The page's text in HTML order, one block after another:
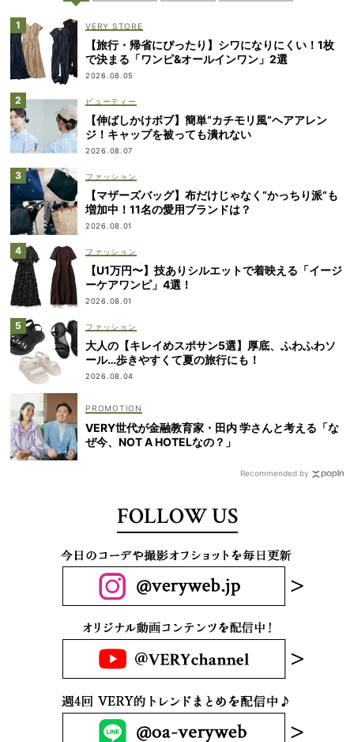
VERY STORE
【旅行・帰省にぴったり】シワになりにくい！1枚
で決まる「ワンピ&オールインワン」2選
2026.08.05
ビューティー
【伸ばしかけボブ】簡単“カチモリ風”ヘアアレン
ジ！キャップを被っても潰れない
2026.08.07
ファッション
【マザーズバッグ】布だけじゃなく“かっちり派”も
増加中！11名の愛用ブランドは？
2026.08.01
ファッション
【U1万円〜】技ありシルエットで着映える「イージ
ーケアワンピ」4選！
2026.08.01
ファッション
大人の【キレイめスポサン5選】厚底、ふわふわソ
ール…歩きやすくて夏の旅行にも！
2026.08.04
VERY世代が金融教育家・田内 学さんと考える「な
ぜ今、NOT A HOTELなの？」
Recommended by
FOLLOW US